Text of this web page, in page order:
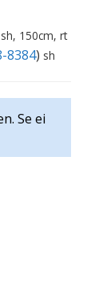
sh, 150cm, rt
8384) sh
Se ei